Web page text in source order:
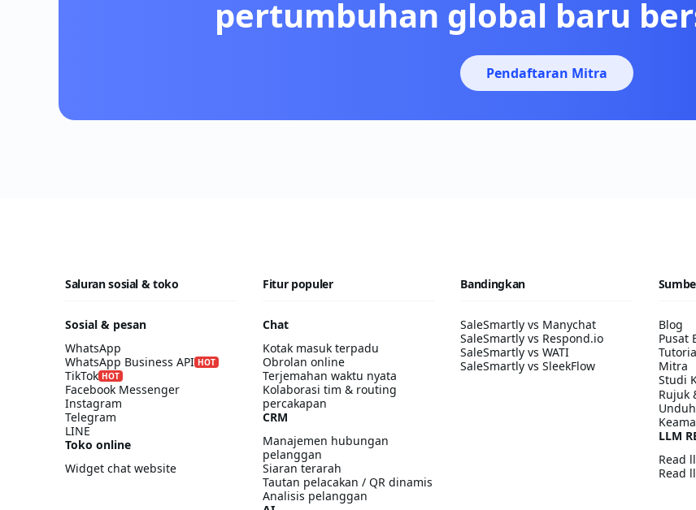
pertumbuhan global baru
Pendaftaran Mitra
Saluran sosial & toko
Sosial & pesan
WhatsApp
WhatsApp Business API HOT
TikTok HOT
Facebook Messenger
Instagram
Telegram
LINE
Toko online
Widget chat website
Fitur populer
Chat
Kotak masuk terpadu
Obrolan online
Terjemahan waktu nyata
Kolaborasi tim & routing
percakapan
CRM
Manajemen hubungan
pelanggan
Siaran terarah
Tautan pelacakan / QR dinamis
Analisis pelanggan
Bandingkan
SaleSmartly vs Manychat
SaleSmartly vs Respond.io
SaleSmartly vs WATI
SaleSmartly vs SleekFlow
Blog
Pusat
Mitra
Studi
Rujuk
LLM
Read
Read